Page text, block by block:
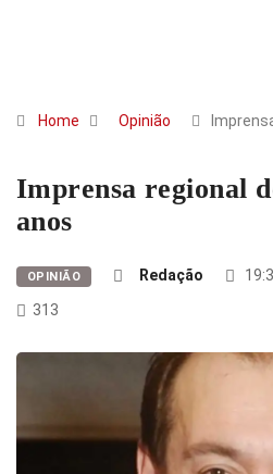
Home Opinião
Imprensa regional
anos
OPINIÃO Redação
313